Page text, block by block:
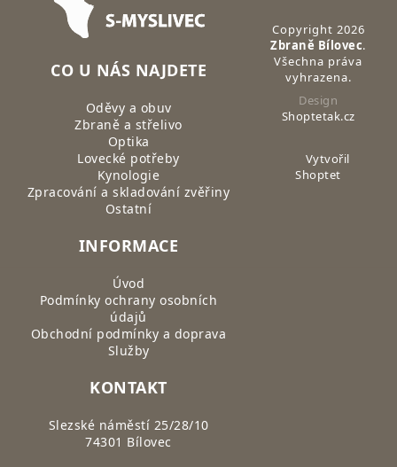
CO U NÁS NAJDETE
Oděvy a obuv
Zbraně a střelivo
Optika
Lovecké potřeby
Kynologie
Zpracování a skladování zvěřiny
Ostatní
INFORMACE
Úvod
Podmínky ochrany osobních
údajů
Obchodní podmínky a doprava
Služby
KONTAKT
Slezské náměstí 25/28/10
74301 Bílovec
Copyright 2026
Zbraně Bílovec.
Všechna práva
vyhrazena.
Design
Shoptetak.cz
Vytvořil
Shoptet